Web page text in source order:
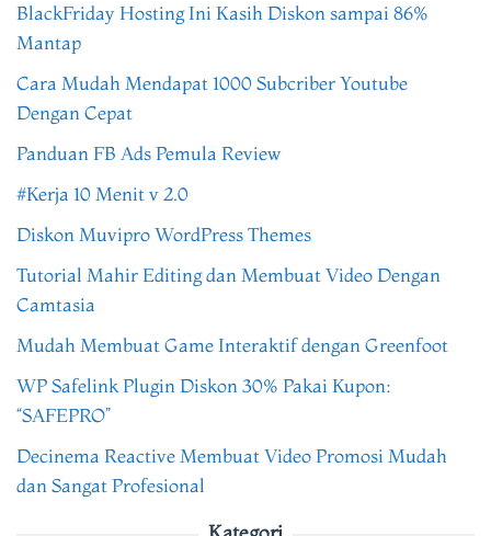
BlackFriday Hosting Ini Kasih Diskon sampai 86%
Mantap
Cara Mudah Mendapat 1000 Subcriber Youtube
Dengan Cepat
Panduan FB Ads Pemula Review
#Kerja 10 Menit v 2.0
Diskon Muvipro WordPress Themes
Tutorial Mahir Editing dan Membuat Video Dengan
Camtasia
Mudah Membuat Game Interaktif dengan Greenfoot
WP Safelink Plugin Diskon 30% Pakai Kupon:
“SAFEPRO”
Decinema Reactive Membuat Video Promosi Mudah
dan Sangat Profesional